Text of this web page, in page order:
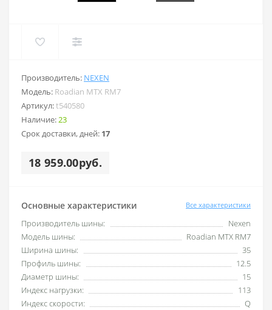
Производитель: NEXEN
Модель: Roadian MTX RM7
Артикул:t540580
Наличие:23
Срок доставки, дней: 17
18 959.00руб.
Основные характеристики Все характеристики
Производитель шины:
Nexen
Модель шины:
Roadian MTX RM7
Ширина шины:
35
Профиль шины:
12.5
Диаметр шины:
15
Индекс нагрузки:
113
Индекс скорости:
Q